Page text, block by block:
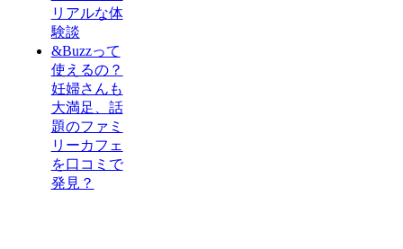
リアルな体
験談
&Buzzって
使えるの？
妊婦さんも
大満足、話
題のファミ
リーカフェ
を口コミで
発見？